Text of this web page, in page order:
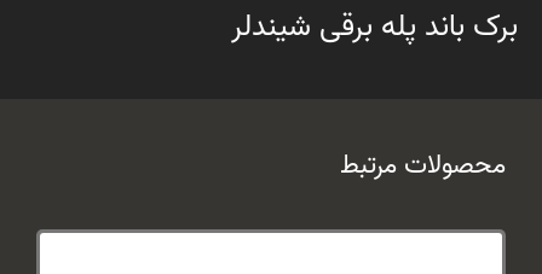
برک باند پله برقی شیندلر
محصولات مرتبط